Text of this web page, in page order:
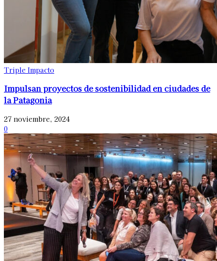
Triple Impacto
Impulsan proyectos de sostenibilidad en ciudades de
la Patagonia
27 noviembre, 2024
0